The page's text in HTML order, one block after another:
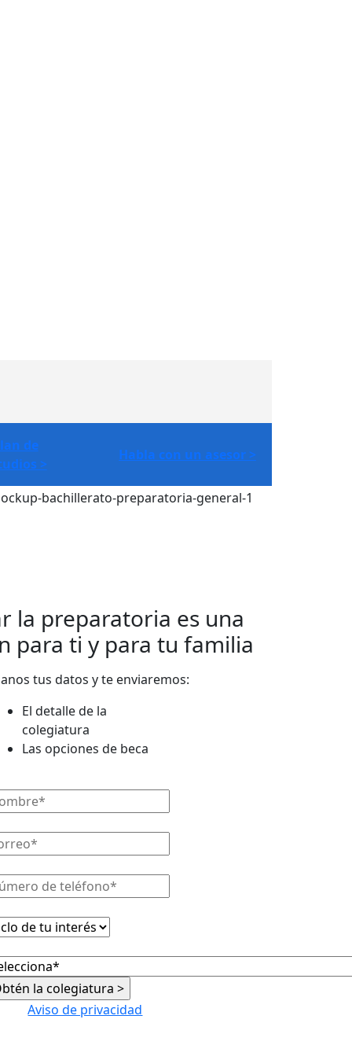
de
>
Habla con un asesor >
la preparatoria es una
para ti y para tu familia
tus datos y te enviaremos:
El detalle de la
colegiatura
Las opciones de beca
Aviso de privacidad